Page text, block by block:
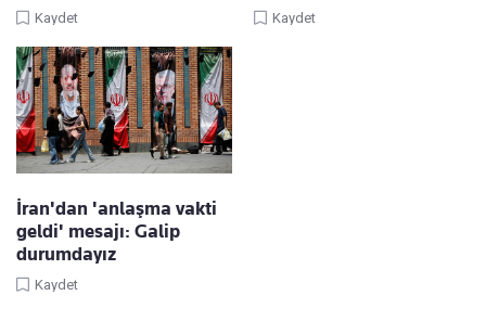
Kaydet Kaydet
İran'dan 'anlaşma vakti
geldi' mesajı: Galip
durumdayız
Kaydet